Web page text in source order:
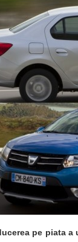
pe piata